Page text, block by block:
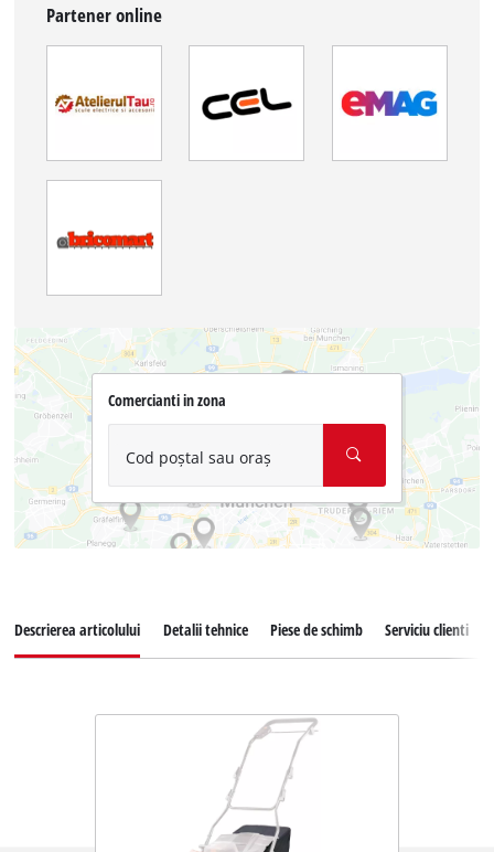
Partener online
Comercianti in zona
Cod poștal sau oraș
Descrierea articolului Detalii tehnice Piese de schimb Serviciu clienti